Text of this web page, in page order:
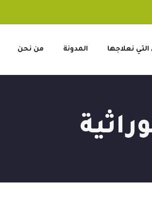
التي نعلاجها المدونة من نحن